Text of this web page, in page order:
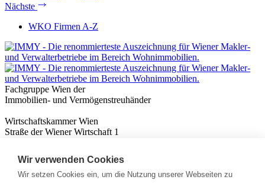
Nächste
WKO Firmen A-Z
Fachgruppe Wien der
Immobilien- und Vermögenstreuhänder
Wirtschaftskammer Wien
Straße der Wiener Wirtschaft 1
Nützliches
Immobilienwissen
Wir verwenden Cookies
Wir setzen Cookies ein, um die Nutzung unserer Webseiten zu